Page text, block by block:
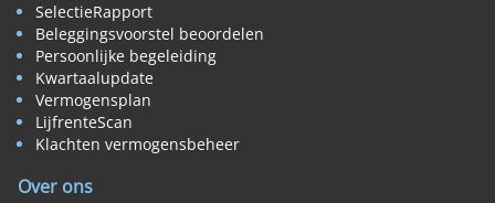
SelectieRapport
Beleggingsvoorstel beoordelen
Persoonlijke begeleiding
Kwartaalupdate
Vermogensplan
LijfrenteScan
Klachten vermogensbeheer
Over ons